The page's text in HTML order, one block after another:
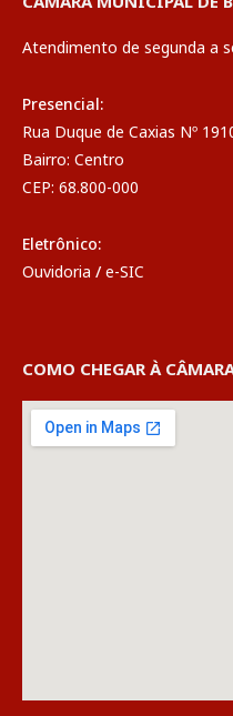
Atendimento de segunda a
Presencial:
Rua Duque de Caxias Nº
Bairro: Centro
CEP: 68.800-000
Eletrônico:
Ouvidoria / e-SIC
COMO CHEGAR À